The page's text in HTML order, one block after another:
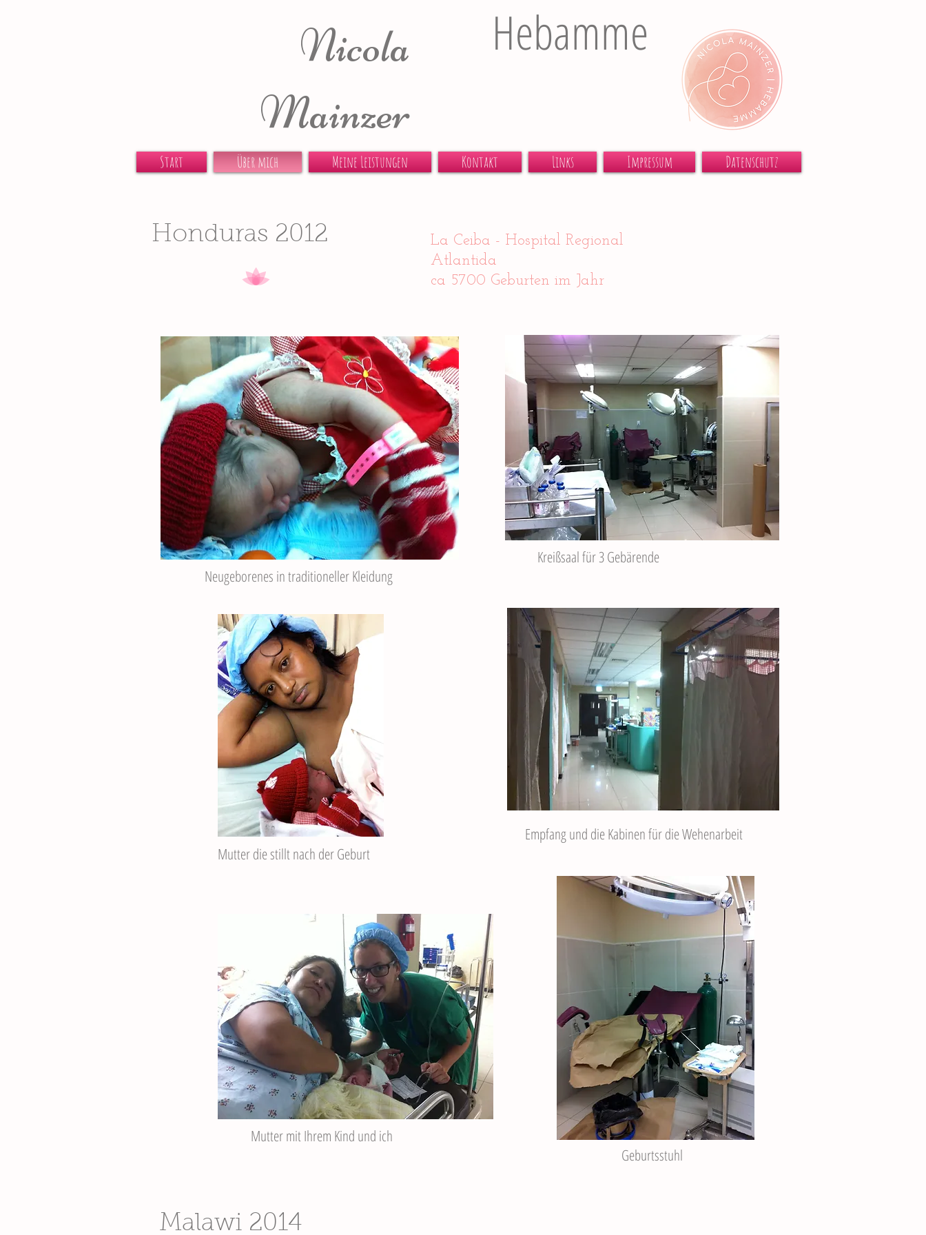
Nicola
Mainzer
Hebamme
Start Über mich Meine Leistungen Kontakt Links Impressum Datenschutz
Honduras 2012
La Ceiba - Hospital Regional
Atlantida
ca 5700 Geburten im Jahr
Kreißsaal für 3 Gebärende
Neugeborenes in traditioneller Kleidung
Empfang und die Kabinen für die Wehenarbeit
Mutter die stillt nach der Geburt
Mutter mit Ihrem Kind und ich
Geburtsstuhl
Malawi 2014